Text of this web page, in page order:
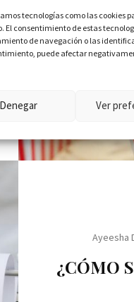
tecnologías como las cookies
consentimiento de estas
de navegación o las
puede afectar
Denegar Ver
Ayeesha
¿CÓMO